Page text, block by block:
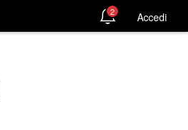
2 Accedi